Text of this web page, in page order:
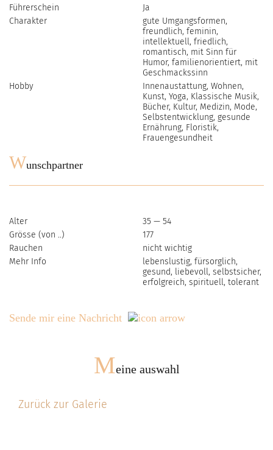
Führerschein
Ja
Charakter
gute Umgangsformen,
freundlich, feminin,
intellektuell, friedlich,
romantisch, mit Sinn für
Humor, familienorientiert, mit
Geschmackssinn
Hobby
Innenaustattung, Wohnen,
Kunst, Yoga, Klassische Musik,
Bücher, Kultur, Medizin, Mode,
Selbstentwicklung, gesunde
Ernährung, Floristik,
Frauengesundheit
Wunschpartner
Alter
35 — 54
Grösse (von ..)
177
Rauchen
nicht wichtig
Mehr Info
lebenslustig, fürsorglich,
gesund, liebevoll, selbstsicher,
erfolgreich, spirituell, tolerant
Sende mir eine Nachricht
Meine auswahl
Zurück zur Galerie